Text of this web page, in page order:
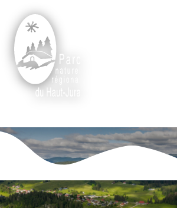
Accueil»Agir pour le territoire»
Préserver les équilibres écologiques des milieux